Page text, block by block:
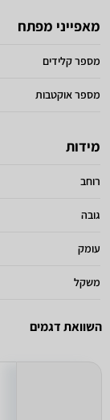
מאפייני מפתח
מספר קלידים
מספר אוקטבות
מידות
רוחב
גובה
עומק
משקל
השוואת דגמים